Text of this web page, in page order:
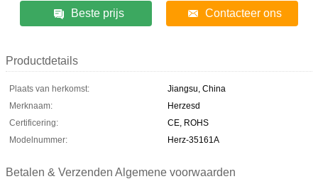
Beste prijs Contacteer ons
Productdetails
Plaats van herkomst:
Jiangsu, China
Merknaam:
Herzesd
Certificering:
CE, ROHS
Modelnummer:
Herz-35161A
Betalen & Verzenden Algemene voorwaarden